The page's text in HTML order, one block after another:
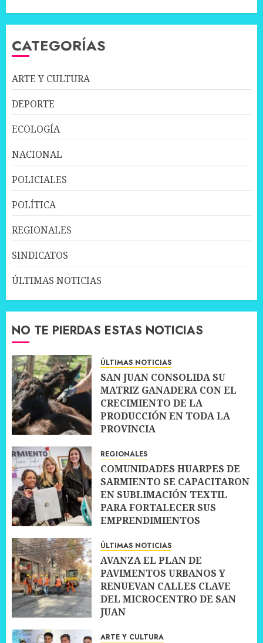
CATEGORÍAS
ARTE Y CULTURA
DEPORTE
ECOLOGÍA
NACIONAL
POLICIALES
POLÍTICA
REGIONALES
SINDICATOS
ÚLTIMAS NOTICIAS
NO TE PIERDAS ESTAS NOTICIAS
ÚLTIMAS NOTICIAS
SAN JUAN CONSOLIDA SU
MATRIZ GANADERA CON EL
CRECIMIENTO DE LA
PRODUCCIÓN EN TODA LA
PROVINCIA
REGIONALES
COMUNIDADES HUARPES DE
SARMIENTO SE CAPACITARON
EN SUBLIMACIÓN TEXTIL
PARA FORTALECER SUS
EMPRENDIMIENTOS
ÚLTIMAS NOTICIAS
AVANZA EL PLAN DE
PAVIMENTOS URBANOS Y
RENUEVAN CALLES CLAVE
DEL MICROCENTRO DE SAN
JUAN
ARTE Y CULTURA